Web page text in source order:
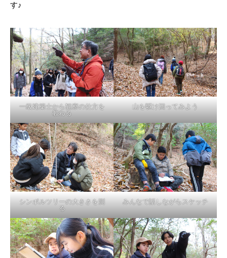
す♪
一級建築士から観察の仕方を
教わる
山を駆け回ってみよう
シンボルツリーの大きさを測
る
みんなで話しながらスケッチ